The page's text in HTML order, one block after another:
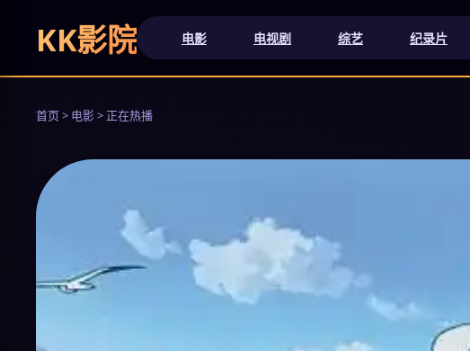
KK影院 电影 电视剧 综艺 纪录片
首页 > 电影 > 正在热播